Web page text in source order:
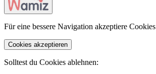
Für eine bessere Navigation akzeptiere Cookies
Cookies akzeptieren
Solltest du Cookies ablehnen: